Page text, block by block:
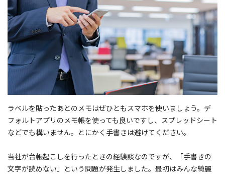
ラベルを貼ったあとのメモはぜひともスマホを使いましょう。デ
フォルトアプリのメモ帳を使っても良いですし、スプレッドシート
などでも構いません。とにかく手書きは避けてください。
当社が台帳起こしを行ったときの経験談なのですが、「手書きの
文字が読めない」という問題が発生しました。最初はみんな綺麗